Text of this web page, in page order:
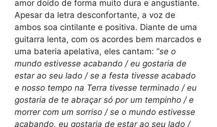
amor doído de forma muito dura e angustiante.
Apesar da letra desconfortante, a voz de
ambos soa cintilante e positiva. Diante de uma
guitarra lenta, com os acordes bem marcados e
uma bateria apelativa, eles cantam: “se o
mundo estivesse acabando / eu gostaria de
estar ao seu lado / se a festa tivesse acabado
e nosso tempo na Terra tivesse terminado / eu
gostaria de te abraçar só por um tempinho / e
morrer com um sorriso / se o mundo estivesse
acabando, eu gostaria de estar ao seu lado /